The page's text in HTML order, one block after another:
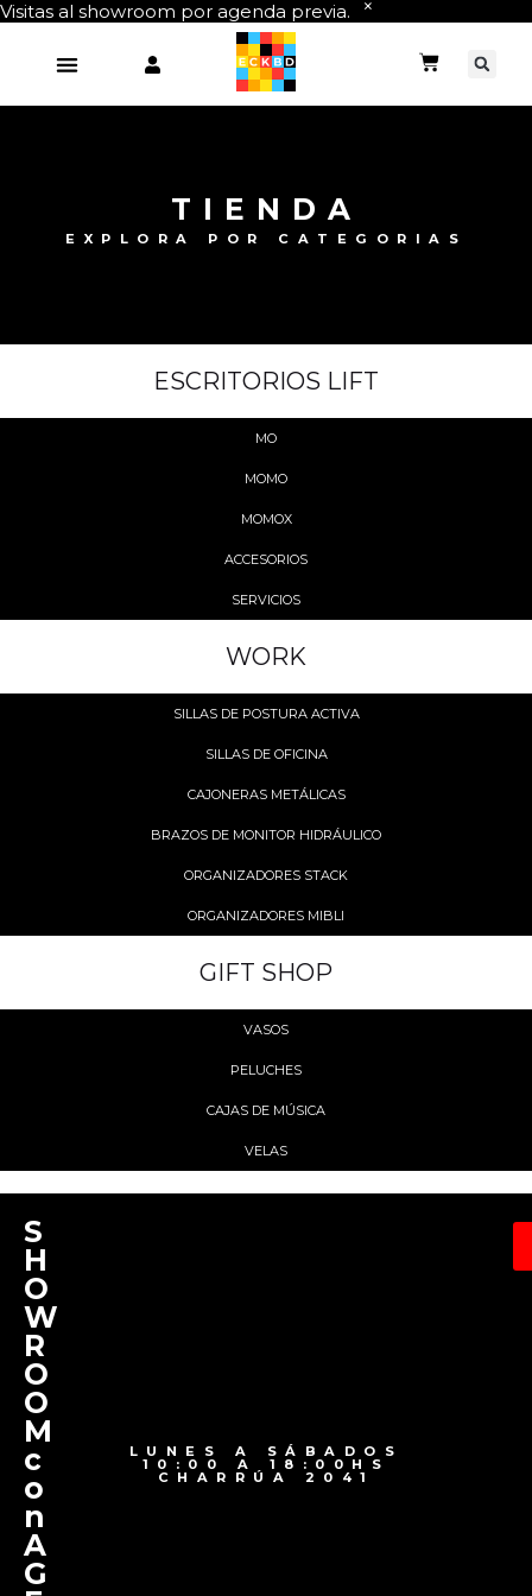
Visitas al showroom por agenda previa.
TIENDA
EXPLORA POR CATEGORIAS
ESCRITORIOS LIFT
MO
MOMO
MOMOX
ACCESORIOS
SERVICIOS
WORK
SILLAS DE POSTURA ACTIVA
SILLAS DE OFICINA
CAJONERAS METÁLICAS
BRAZOS DE MONITOR HIDRÁULICO
ORGANIZADORES STACK
ORGANIZADORES MIBLI
GIFT SHOP
VASOS
PELUCHES
CAJAS DE MÚSICA
VELAS
S
H
O
W
R
O
O
M
c
o
n
A
G
LUNES A SÁBADOS
10:00 A 18:00HS
CHARRÚA 2041